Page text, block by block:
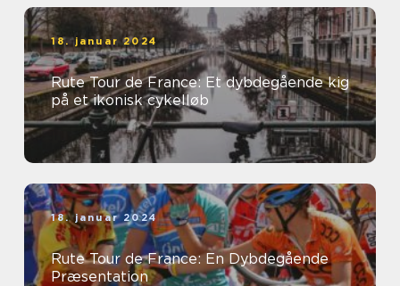
18. januar 2024
Rute Tour de France: Et dybdegående kig
på et ikonisk cykelløb
18. januar 2024
Rute Tour de France: En Dybdegående
Præsentation